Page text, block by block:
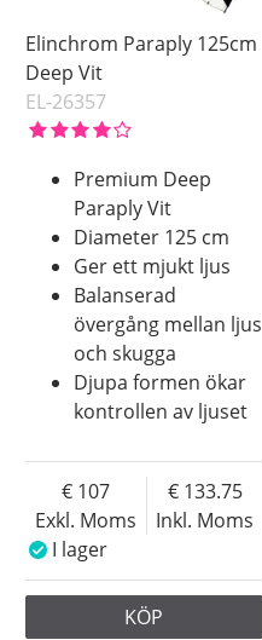
Elinchrom Paraply 125cm
Deep Vit
EL-26357
Premium Deep
Paraply Vit
Diameter 125 cm
Ger ett mjukt ljus
Balanserad
övergång mellan ljus
och skugga
Djupa formen ökar
kontrollen av ljuset
Exkl. Moms
107
Inkl. Moms
133.75
I lager
KÖP